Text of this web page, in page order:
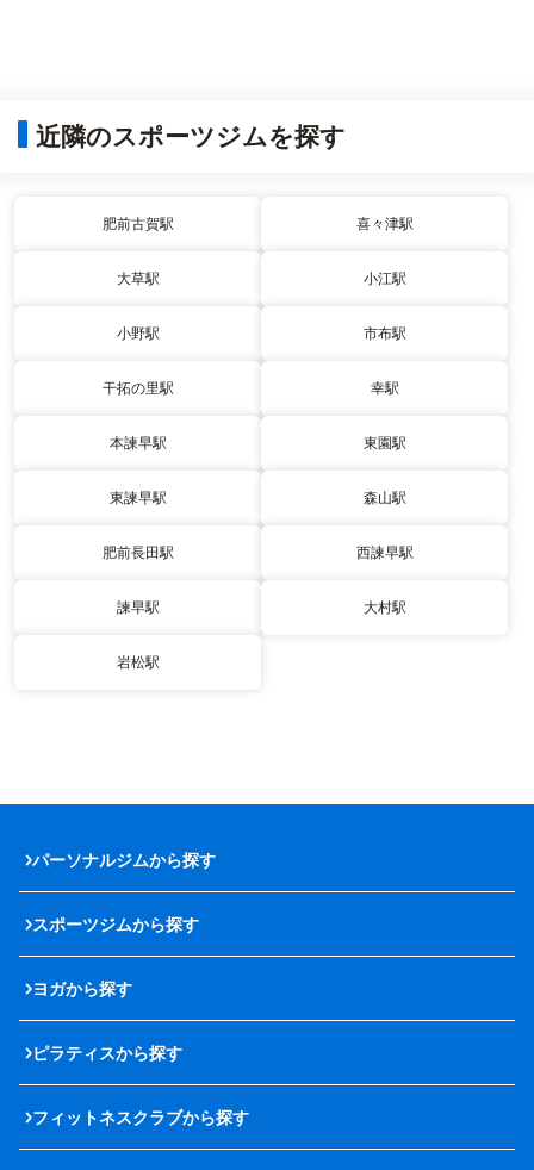
近隣のスポーツジムを探す
肥前古賀駅 喜々津駅
大草駅 小江駅
小野駅 市布駅
干拓の里駅 幸駅
本諫早駅 東園駅
東諫早駅 森山駅
肥前長田駅 西諫早駅
諫早駅 大村駅
岩松駅
パーソナルジムから探す
スポーツジムから探す
ヨガから探す
ピラティスから探す
フィットネスクラブから探す